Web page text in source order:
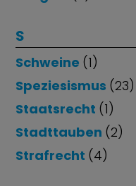
S
Schweine (1)
Speziesismus (23)
Staatsrecht (1)
Stadttauben (2)
Strafrecht (4)